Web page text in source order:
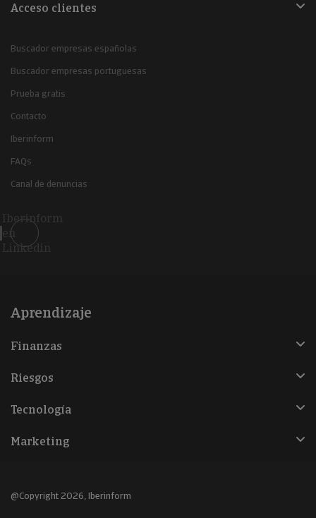
Acceso clientes
Buscador empresas españolas
Buscador empresas portuguesas
Prueba gratis
Contacto
Iberinform
FAQs
Canal de denuncias
Iberinform
en
Linkedin
Aprendizaje
Finanzas
Riesgos
Tecnología
Marketing
@Copyright 2026, Iberinform